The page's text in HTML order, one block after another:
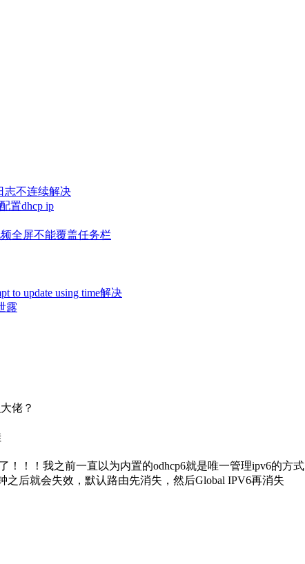
志不连续解决
置dhcp ip
频全屏不能覆盖任务栏
to update using time解决
露
佬？
！！！我之前一直以为内置的odhcp6就是唯一管理ipv6的方式
之后就会失效，默认路由先消失，然后Global IPV6再消失